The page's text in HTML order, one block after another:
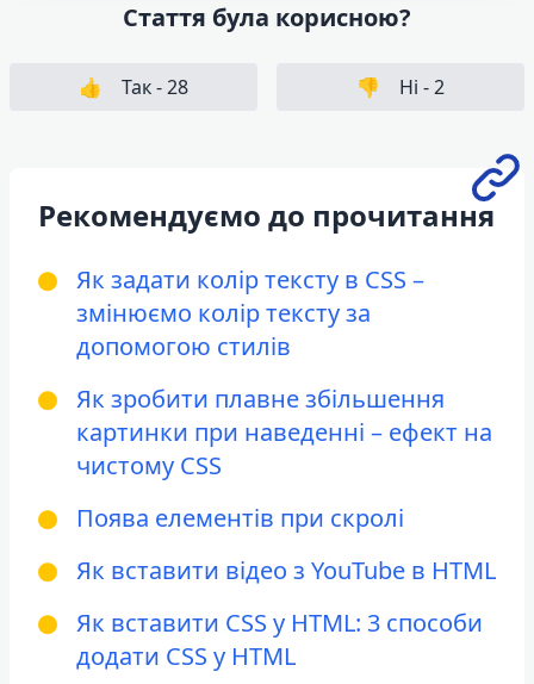
Стаття була корисною?
👍 Так -28 👎 Ні -2
Рекомендуємо до прочитання
Як задати колір тексту в CSS –
змінюємо колір тексту за
допомогою стилів
Як зробити плавне збільшення
картинки при наведенні – ефект на
чистому CSS
Поява елементів при скролі
Як вставити відео з YouTube в HTML
Як вставити CSS у HTML: 3 способи
додати CSS у HTML